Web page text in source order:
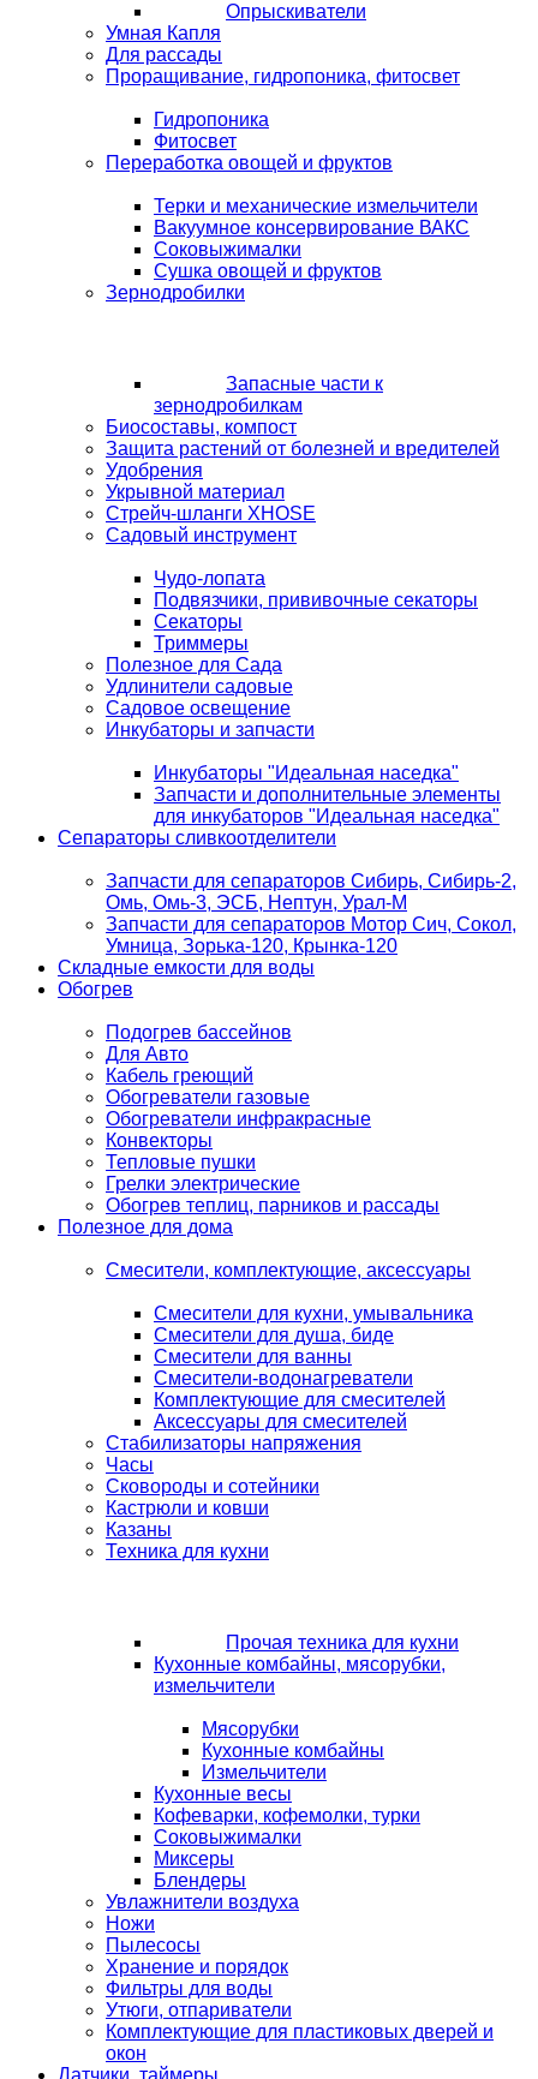
Опрыскиватели
Умная Капля
Для рассады
Проращивание, гидропоника, фитосвет
Гидропоника
Фитосвет
Переработка овощей и фруктов
Терки и механические измельчители
Вакуумное консервирование ВАКС
Соковыжималки
Сушка овощей и фруктов
Зернодробилки
Запасные части к
зернодробилкам
Биосоставы, компост
Защита растений от болезней и вредителей
Удобрения
Укрывной материал
Стрейч-шланги XHOSE
Садовый инструмент
Чудо-лопата
Подвязчики, прививочные секаторы
Секаторы
Триммеры
Полезное для Сада
Удлинители садовые
Садовое освещение
Инкубаторы и запчасти
Инкубаторы "Идеальная наседка"
Запчасти и дополнительные элементы
для инкубаторов "Идеальная наседка"
Сепараторы сливкоотделители
Запчасти для сепараторов Сибирь, Сибирь-2,
Омь, Омь-3, ЭСБ, Нептун, Урал-М
Запчасти для сепараторов Мотор Сич, Сокол,
Умница, Зорька-120, Крынка-120
Складные емкости для воды
Обогрев
Подогрев бассейнов
Для Авто
Кабель греющий
Обогреватели газовые
Обогреватели инфракрасные
Конвекторы
Тепловые пушки
Грелки электрические
Обогрев теплиц, парников и рассады
Полезное для дома
Смесители, комплектующие, аксессуары
Смесители для кухни, умывальника
Смесители для душа, биде
Смесители для ванны
Смесители-водонагреватели
Комплектующие для смесителей
Аксессуары для смесителей
Стабилизаторы напряжения
Часы
Сковороды и сотейники
Кастрюли и ковши
Казаны
Техника для кухни
Прочая техника для кухни
Кухонные комбайны, мясорубки,
измельчители
Мясорубки
Кухонные комбайны
Измельчители
Кухонные весы
Кофеварки, кофемолки, турки
Соковыжималки
Миксеры
Блендеры
Увлажнители воздуха
Ножи
Пылесосы
Хранение и порядок
Фильтры для воды
Утюги, отпариватели
Комплектующие для пластиковых дверей и
окон
Датчики, таймеры